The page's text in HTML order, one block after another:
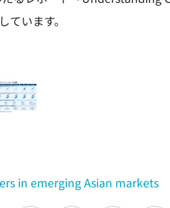
ています。
in emerging Asian markets